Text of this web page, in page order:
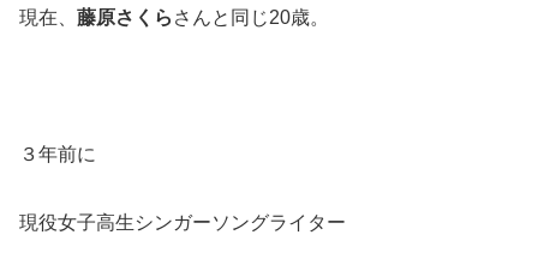
現在、 藤原さくら さんと同じ20歳。
３年前に
現役女子高生シンガーソングライター